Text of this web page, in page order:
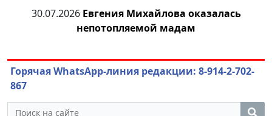
30.07.2026 Евгения Михайлова оказалась
непотопляемой мадам
Горячая WhatsApp-линия редакции: 8-914-2-702-
867